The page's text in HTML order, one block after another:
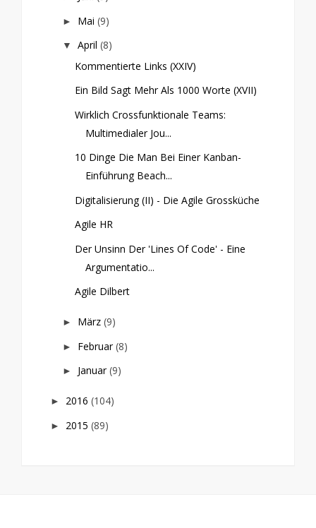
► Mai (9)
▼ April (8)
Kommentierte Links (XXIV)
Ein Bild Sagt Mehr Als 1000 Worte (XVII)
Wirklich Crossfunktionale Teams:
Multimedialer Jou...
10 Dinge Die Man Bei Einer Kanban-
Einführung Beach...
Digitalisierung (II) - Die Agile Grossküche
Agile HR
Der Unsinn Der 'Lines Of Code' - Eine
Argumentatio...
Agile Dilbert
► März (9)
► Februar(8)
► Januar(9)
► 2016 (104)
► 2015 (89)